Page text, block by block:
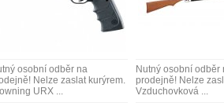
osobní odběr na
Nelze zaslat kurýrem.
URX ...
Nutný osobní odběr
prodejně! Nelze
Vzduchovková ...